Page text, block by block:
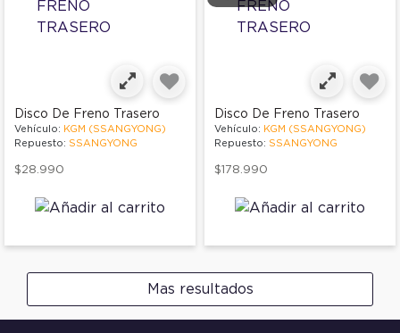
Disco De Freno Trasero
Vehículo: KGM (SSANGYONG)
Repuesto: SSANGYONG
$28.990
Disco De Freno Trasero
Vehículo: KGM (SSANGYONG)
Repuesto: SSANGYONG
$178.990
Mas resultados